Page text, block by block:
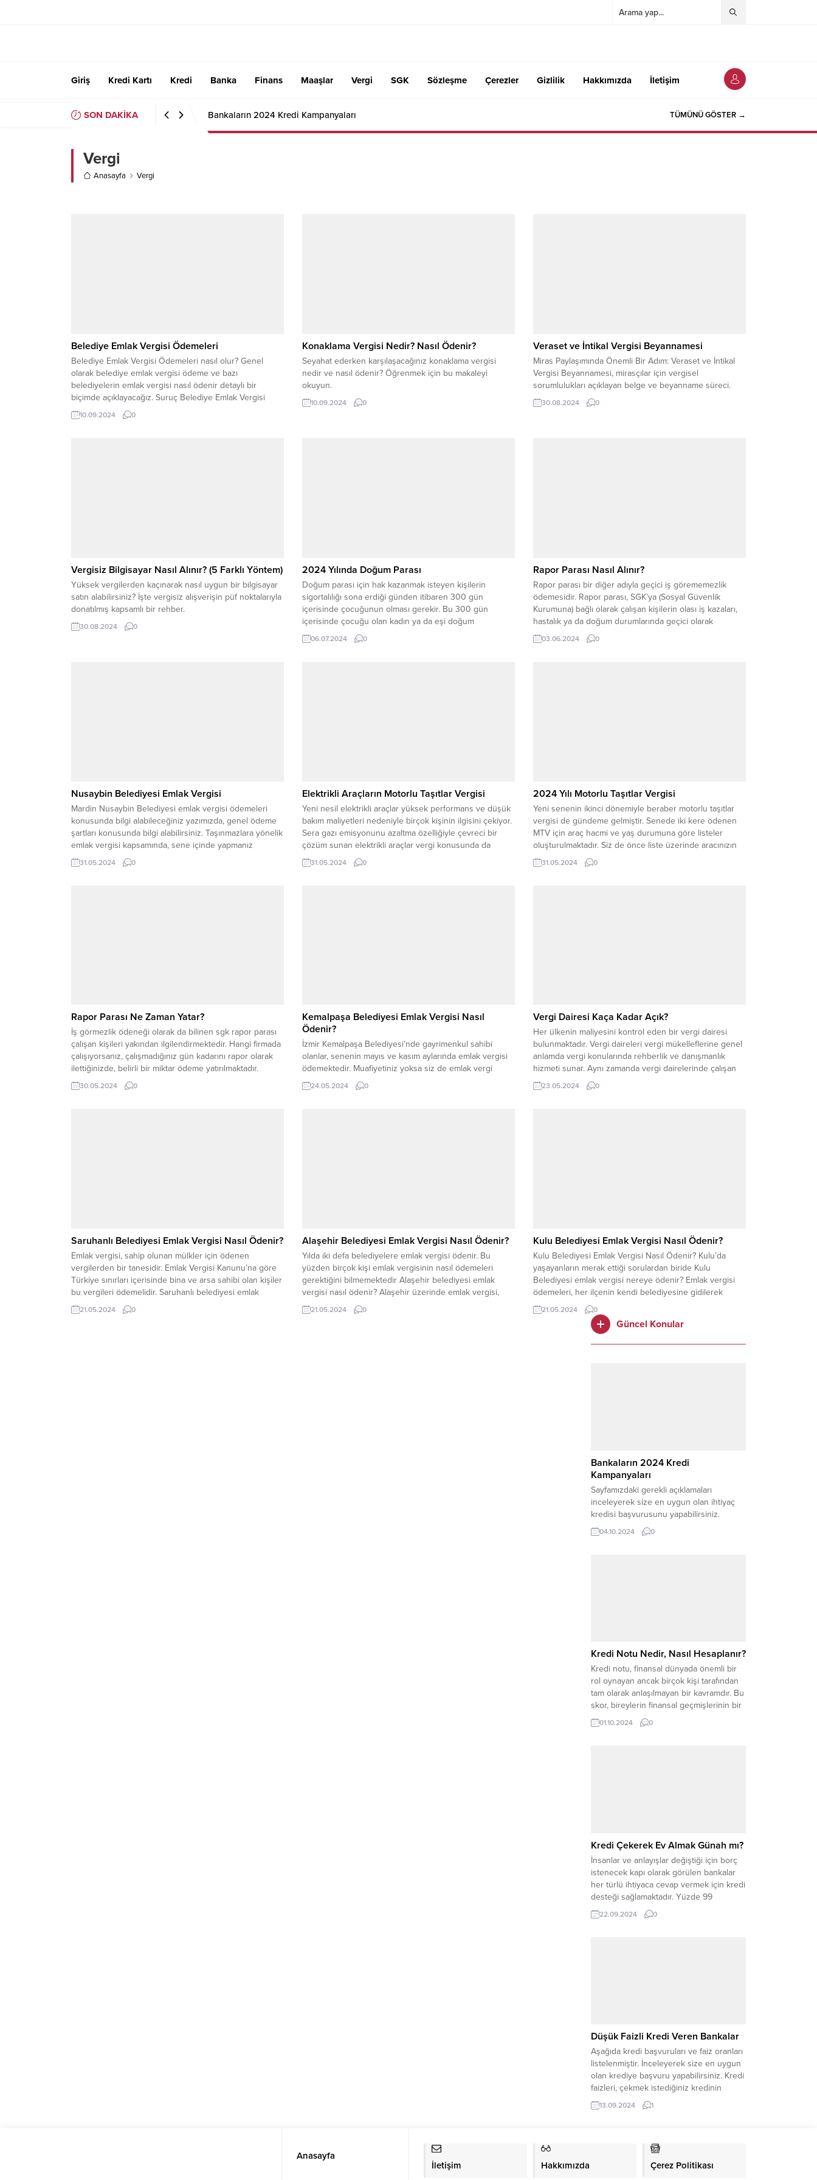
Giriş Kredi Kartı Kredi Banka Finans Maaşlar Vergi SGK Sözleşme Çerezler Gizlilik Hakkımızda İletişim
SON DAKİKA Bankaların 2024 Kredi Kampanyaları TÜMÜNÜ GÖSTER →
Vergi
Anasayfa Vergi
Belediye Emlak Vergisi Ödemeleri
Belediye Emlak Vergisi Ödemeleri nasıl olur? Genel
olarak belediye emlak vergisi ödeme ve bazı
belediyelerin emlak vergisi nasıl ödenir detaylı bir
biçimde açıklayacağız. Suruç Belediye Emlak Vergisi
Ödemeleri Emlak vergisi genel olarak iki eşit taksit
üzerinden ödenir. Ödeme işlemleri Suruç Belediyesi
10.09.2024 0
Konaklama Vergisi Nedir? Nasıl Ödenir?
Seyahat ederken karşılaşacağınız konaklama vergisi
nedir ve nasıl ödenir? Öğrenmek için bu makaleyi
okuyun.
10.09.2024 0
Veraset ve İntikal Vergisi Beyannamesi
Miras Paylaşımında Önemli Bir Adım: Veraset ve İntikal
Vergisi Beyannamesi, mirasçılar için vergisel
sorumlulukları açıklayan belge ve beyanname süreci.
30.08.2024 0
Vergisiz Bilgisayar Nasıl Alınır? (5 Farklı Yöntem)
Yüksek vergilerden kaçınarak nasıl uygun bir bilgisayar
satın alabilirsiniz? İşte vergisiz alışverişin püf noktalarıyla
donatılmış kapsamlı bir rehber.
30.08.2024 0
2024 Yılında Doğum Parası
Doğum parası için hak kazanmak isteyen kişilerin
sigortalılığı sona erdiği günden itibaren 300 gün
içerisinde çocuğunun olması gerekir. Bu 300 gün
içerisinde çocuğu olan kadın ya da eşi doğum
parasından yararlanmak istiyorsa, doğum tarihinden
önceki 15 ay içerisinde en az 120 gün prim ödemiş
06.07.2024 0
Rapor Parası Nasıl Alınır?
Rapor parası bir diğer adıyla geçici iş görememezlik
ödemesidir. Rapor parası, SGK’ya (Sosyal Güvenlik
Kurumuna) bağlı olarak çalışan kişilerin olası iş kazaları,
hastalık ya da doğum durumlarında geçici olarak
çalışmadıkları zaman aldıkları ödemedir. Bu durumlarla
karşı karşıya kalan çalışanlar, rapor parası hakkındaki
03.06.2024 0
Nusaybin Belediyesi Emlak Vergisi
Mardin Nusaybin Belediyesi emlak vergisi ödemeleri
konusunda bilgi alabileceğiniz yazımızda, genel ödeme
şartları konusunda bilgi alabilirsiniz. Taşınmazlara yönelik
emlak vergisi kapsamında, sene içinde yapmanız
gereken ödemeyi çeşitli yollardan yapabilirsiniz. 2024
senesinde geçerli vergi miktarı dahilinde, işlemleri
31.05.2024 0
Elektrikli Araçların Motorlu Taşıtlar Vergisi
Yeni nesil elektrikli araçlar yüksek performans ve düşük
bakım maliyetleri nedeniyle birçok kişinin ilgisini çekiyor.
Sera gazı emisyonunu azaltma özelliğiyle çevreci bir
çözüm sunan elektrikli araçlar vergi konusunda da
avantaj sağlıyor. Elektrikli araçların motorlu taşıtlar vergisi
ne kadar? Sürekli olarak menzili artan elektrikli araçların
31.05.2024 0
2024 Yılı Motorlu Taşıtlar Vergisi
Yeni senenin ikinci dönemiyle beraber motorlu taşıtlar
vergisi de gündeme gelmiştir. Senede iki kere ödenen
MTV için araç hacmi ve yaş durumuna göre listeler
oluşturulmaktadır. Siz de önce liste üzerinde aracınızın
sınıf durumuna göre ne kadar ödeyeceğinizi
öğrenebilirsiniz. Listeler, ilgili kurumların sayfalarında yer
31.05.2024 0
Rapor Parası Ne Zaman Yatar?
İş görmezlik ödeneği olarak da bilinen sgk rapor parası
çalışan kişileri yakından ilgilendirmektedir. Hangi firmada
çalışıyorsanız, çalışmadığınız gün kadarını rapor olarak
ilettiğinizde, belirli bir miktar ödeme yatırılmaktadır.
Rapor, genellikle iş görmezlik durumlarında ve sağlık
kurumu tarafından verilen bir belgeyi ifade eder. Rapor
30.05.2024 0
Kemalpaşa Belediyesi Emlak Vergisi Nasıl
Ödenir?
İzmir Kemalpaşa Belediyesi’nde gayrimenkul sahibi
olanlar, senenin mayıs ve kasım aylarında emlak vergisi
ödemektedir. Muafiyetiniz yoksa siz de emlak vergi
ödemesi konusunda ilgili kurum ve internet adreslerine
başvurabilirsiniz. Arsa, arazi, konut ve diğer kapsamdaki
24.05.2024 0
Vergi Dairesi Kaça Kadar Açık?
Her ülkenin maliyesini kontrol eden bir vergi dairesi
bulunmaktadır. Vergi daireleri vergi mükelleflerine genel
anlamda vergi konularında rehberlik ve danışmanlık
hizmeti sunar. Aynı zamanda vergi dairelerinde çalışan
kişiler vergi verme yükümlülüğünde olan kişilerin
dergilerini hesaplar ve buna yönelik olarak kişileri bildirir.
23.05.2024 0
Saruhanlı Belediyesi Emlak Vergisi Nasıl Ödenir?
Emlak vergisi, sahip olunan mülkler için ödenen
vergilerden bir tanesidir. Emlak Vergisi Kanunu’na göre
Türkiye sınırları içerisinde bina ve arsa sahibi olan kişiler
bu vergileri ödemelidir. Saruhanlı belediyesi emlak
vergisi nasıl ödenir? Konut, iş yeri, arsa, bina gibi tüm
taşınmaz mallar bu vergiden değerlendirilir. Emlak vergisi
21.05.2024 0
Alaşehir Belediyesi Emlak Vergisi Nasıl Ödenir?
Yılda iki defa belediyelere emlak vergisi ödenir. Bu
yüzden birçok kişi emlak vergisinin nasıl ödemeleri
gerektiğini bilmemektedir Alaşehir belediyesi emlak
vergisi nasıl ödenir? Alaşehir üzerinde emlak vergisi,
taşınmazın cinsi ve bulunduğu ile göre farklı olabilir.
Ödemen gereken tutar taşınmazın satış esnasında
21.05.2024 0
Kulu Belediyesi Emlak Vergisi Nasıl Ödenir?
Kulu Belediyesi Emlak Vergisi Nasıl Ödenir? Kulu’da
yaşayanların merak ettiği sorulardan biride Kulu
Belediyesi emlak vergisi nereye ödenir? Emlak vergisi
ödemeleri, her ilçenin kendi belediyesine gidilerek
yapılmaktadır. Emlak vergisi ödemek için doğrudan Kulu
Belediyesi’ne gidebilirsiniz. Bunun yanı sıra belediye
tarafından internet üzerinden sunulan online ödeme
21.05.2024 0
Güncel Konular
Bankaların 2024 Kredi
Kampanyaları
Sayfamızdaki gerekli açıklamaları
inceleyerek size en uygun olan ihtiyaç
kredisi başvurusunu yapabilirsiniz.
Günümüzde bireylerin ihtiyaçlarını
karşılamak için bankalardan kredi
04.10.2024 0
Kredi Notu Nedir, Nasıl Hesaplanır?
Kredi notu, finansal dünyada önemli bir
rol oynayan ancak birçok kişi tarafından
tam olarak anlaşılmayan bir kavramdır. Bu
skor, bireylerin finansal geçmişlerinin bir
özeti olarak düşünülebilir. Kredi notunuz,
kredi kuruluşları ve finansal kurumlar
01.10.2024 0
Kredi Çekerek Ev Almak Günah mı?
İnsanlar ve anlayışlar değiştiği için borç
istenecek kapı olarak görülen bankalar
her türlü ihtiyaca cevap vermek için kredi
desteği sağlamaktadır. Yüzde 99
Müslüman olarak kabul edilen
Türkiye’de kredi çekerek ihtiyaçları
22.09.2024 0
Düşük Faizli Kredi Veren Bankalar
Aşağıda kredi başvuruları ve faiz oranları
listelenmiştir. İnceleyerek size en uygun
olan krediye başvuru yapabilirsiniz. Kredi
faizleri, çekmek istediğiniz kredinin
türüne göre değişiklik göstermektedir.
120 ay vadeli güncel en uygun konut
46,87’dir. 2024 yılı en uygun kredi faiz...
13.09.2024 1
Anasayfa
İletişim
Hakkımızda Çerez Politikası